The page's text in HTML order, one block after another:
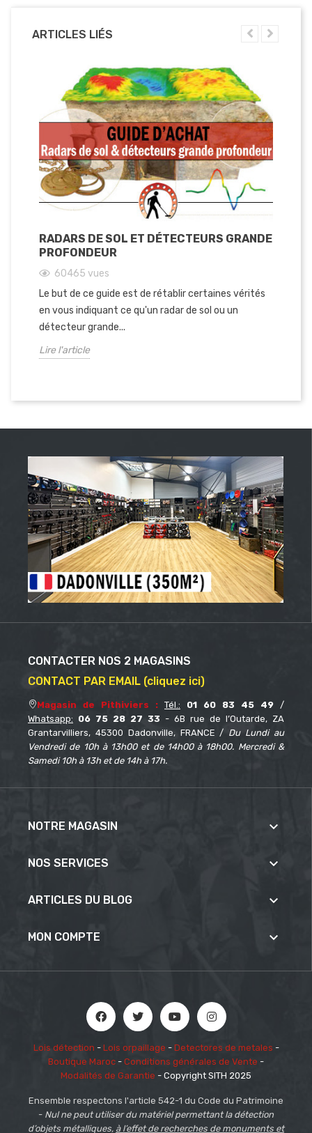
ARTICLES LIÉS
RADARS DE SOL ET DÉTECTEURS GRANDE
PROFONDEUR
60465 vues
Le but de ce guide est de rétablir certaines vérités
en vous indiquant ce qu'un radar de sol ou un
détecteur grande...
Lire l'article
CONTACTER NOS 2 MAGASINS
CONTACT PAR EMAIL (cliquez ici)
Magasin de Pithiviers : Tél.: 01 60 83 45 49 /
Whatsapp: 06 75 28 27 33 - 6B rue de l’Outarde, ZA
Grantarvilliers, 45300 Dadonville, FRANCE / Du Lundi au
Vendredi de 10h à 13h00 et de 14h00 à 18h00. Mercredi &
Samedi 10h à 13h et de 14h à 17h.
NOTRE MAGASIN 
NOS SERVICES 
ARTICLES DU BLOG 
MON COMPTE 
Lois détection - Lois orpaillage - Detectores de metales -
Boutique Maroc - Conditions générales de Vente -
Modalités de Garantie - Copyright SITH 2025
Ensemble respectons l'article 542-1 du Code du Patrimoine
- Nul ne peut utiliser du matériel permettant la détection
d’objets métalliques, à l’effet de recherches de monuments et